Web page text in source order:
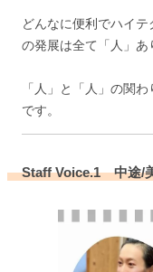
どんなに便利でハイ
の発展は全て「人」あ
「人」と「人」の関
です。
Staff Voice.1 中途/